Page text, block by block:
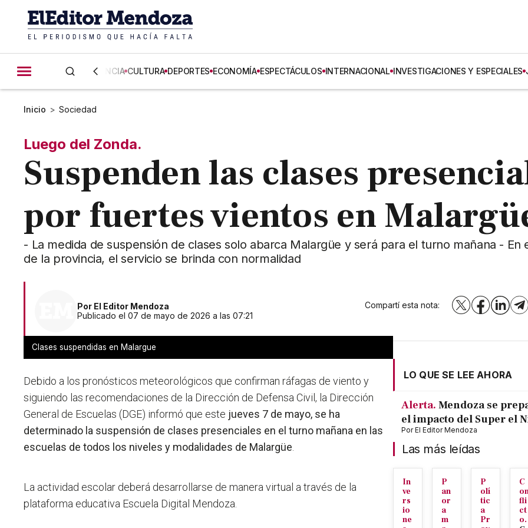
CIENCIA CULTURA DEPORTES ECONOMÍA ESPECTÁCULOS INTERNACIONAL INVESTIGACIONES Y ESPECIALES
Inicio > Sociedad
Luego del Zonda.
Suspenden las clases
por fuertes vientos en
- La medida de suspensión de clases solo abarca Malargüe y será para el turno mañana - En
de la provincia, el servicio se brinda con normalidad
Por El Editor Mendoza
Publicado el 07 de mayo de 2026 a las 07:21
Compartí esta nota: X Facebook
Clases suspendidas en Malargue
Debido a los pronósticos meteorológicos que confirman ráfagas de viento y
siguiendo las recomendaciones de la Dirección de Defensa Civil, la Dirección
General de Escuelas (DGE) informó que este jueves 7 de mayo, se ha
determinado la suspensión de clases presenciales en el turno mañana en las
escuelas de todos los niveles y modalidades de Malargüe
La actividad escolar deberá desarrollarse de manera virtual a través de la
plataforma educativa Escuela Digital Mendoza.
LO QUE SE LEE AHORA
Alerta. Mendoza se
el impacto del Super el
PorEl Editor Mendoza
Las más leídas
In
ve
rs
io
ne
P
an
or
a
m
P
olí
tic
a
Pr
C
fli
ct
o.